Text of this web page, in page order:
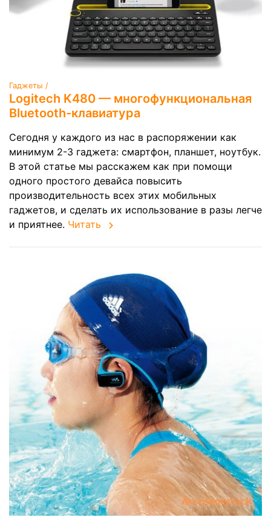
Гаджеты /
Logitech K480 — многофункциональная
Bluetooth-клавиатура
Сегодня у каждого из нас в распоряжении как
минимум 2-3 гаджета: смартфон, планшет, ноутбук.
В этой статье мы расскажем как при помощи
одного простого девайса повысить
производительность всех этих мобильных
гаджетов, и сделать их использование в разы легче
и приятнее. Читать